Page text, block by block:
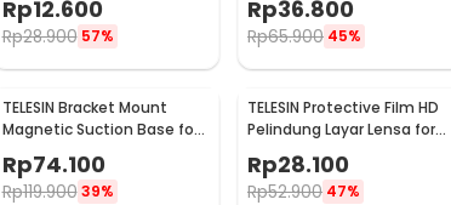
Rp12.600
Rp28.900 57%
Rp36.800
Rp65.900 45%
TELESIN Bracket Mount
Magnetic Suction Base for
MAG-005
Rp74.100
Rp119.900 39%
TELESIN Protective Film HD
Pelindung Layar Lensa for
DJI Action 3/4 - OA-FLM-
008
Rp28.100
Rp52.900 47%